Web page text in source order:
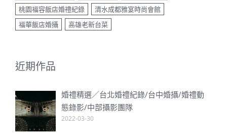
桃園福容飯店婚禮紀錄
清水成都雅宴時尚會館
福華飯店婚攝
高雄老新台菜
近期作品
婚禮精選／台北婚禮紀錄/台中婚攝/婚禮動
態錄影/中部攝影團隊
2022-03-30